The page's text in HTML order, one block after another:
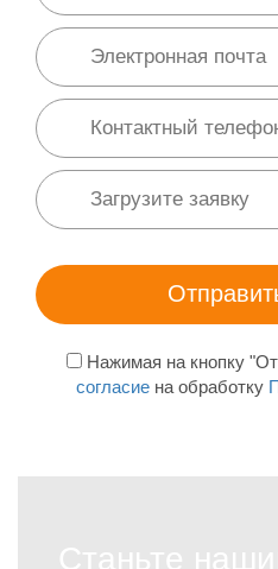
Нажимая на кнопку
согласиена обработку